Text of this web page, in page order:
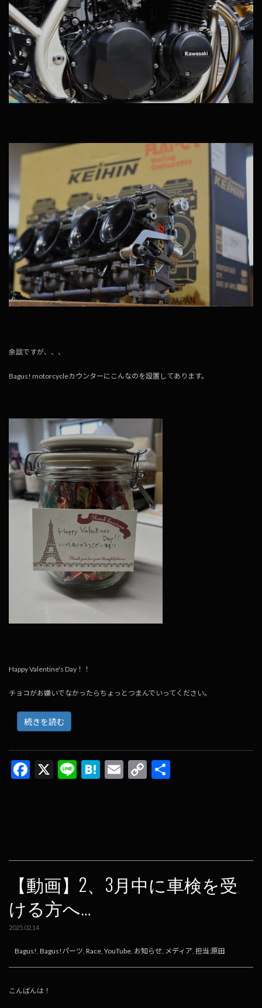
余談ですが、、、
Bagus! motorcycleカウンターにこんなのを設置してあります。
Happy Valentine's Day！！
チョコがお嫌いでなかったらちょっとつまんでいってください。
続きを読む
F
o
k
X
Li H E
C
n
k
【動画】2、3月中に車検を受
ける方へ…
2025.02.14
Bagus!, Bagus!パーツ, Race, YouTube, お知らせ, メディア, 担当:原田
こんばんは！